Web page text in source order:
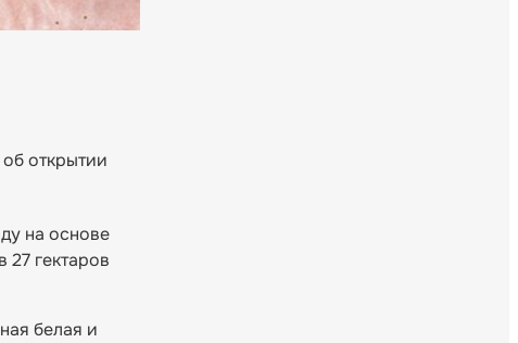
открытии
на основе
гектаров
белая и